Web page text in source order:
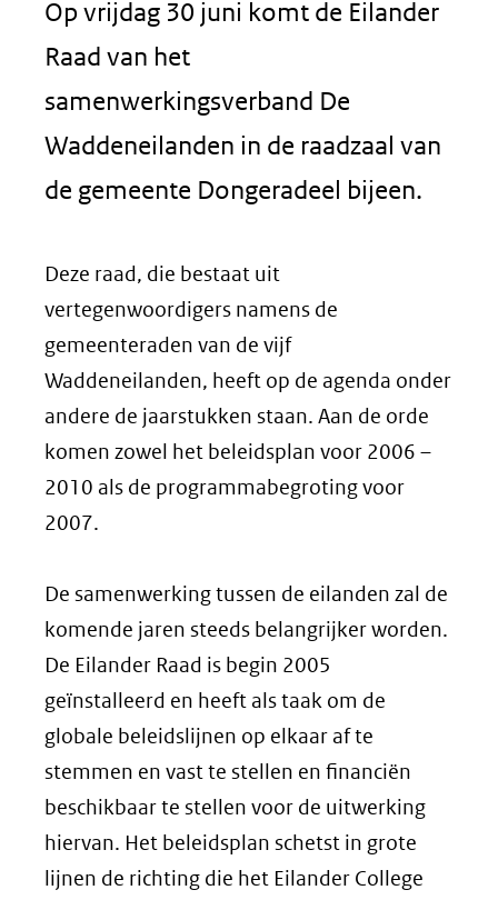
Op vrijdag 30 juni komt de Eilander
Raad van het
samenwerkingsverband De
Waddeneilanden in de raadzaal van
de gemeente Dongeradeel bijeen.
Deze raad, die bestaat uit
vertegenwoordigers namens de
gemeenteraden van de vijf
Waddeneilanden, heeft op de agenda onder
andere de jaarstukken staan. Aan de orde
komen zowel het beleidsplan voor 2006 –
2010 als de programmabegroting voor
2007.
De samenwerking tussen de eilanden zal de
komende jaren steeds belangrijker worden.
De Eilander Raad is begin 2005
geïnstalleerd en heeft als taak om de
globale beleidslijnen op elkaar af te
stemmen en vast te stellen en financiën
beschikbaar te stellen voor de uitwerking
hiervan. Het beleidsplan schetst in grote
lijnen de richting die het Eilander College